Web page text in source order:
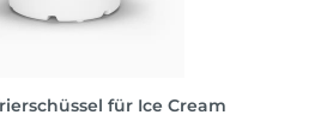
für Ice Cream